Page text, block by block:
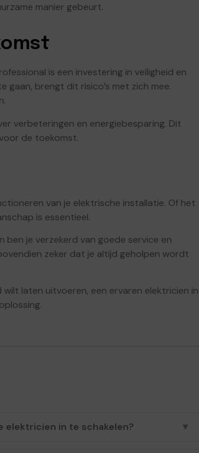
manier gebeurt.
is een investering in veiligheid en
gaan, brengt dit risico’s met zich mee.
verbeteringen en energiebesparing. Dit
de toekomst.
van je elektrische installatie. Of het
is essentieel.
ben je verzekerd van goede service en
zeker dat je altijd geholpen wordt
laten uitvoeren, een ervaren elektricien in
elektricien in te schakelen? ▼